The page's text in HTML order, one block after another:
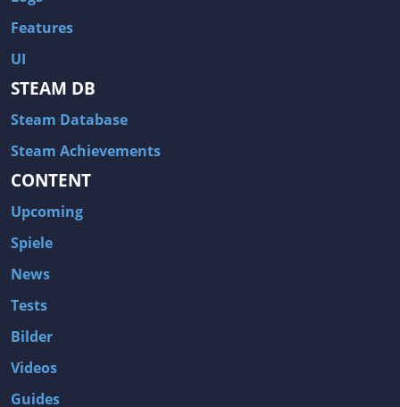
Features
UI
STEAM DB
Steam Database
Steam Achievements
CONTENT
Upcoming
Spiele
News
Tests
Bilder
Videos
Guides